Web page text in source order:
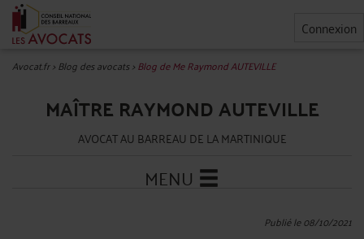
Connexion
Avocat.fr>Blog des avocats>Blog de Me Raymond AUTEVILLE
MAÎTRE RAYMOND AUTEVILLE
AVOCAT AU BARREAU DE LA MARTINIQUE
MENU
Publié le 08/10/2021